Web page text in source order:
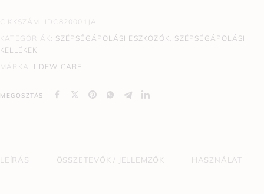
CIKKSZÁM: IDC820001JA
KATEGÓRIÁK: SZÉPSÉGÁPOLÁSI ESZKÖZÖK, SZÉPSÉGÁPOLÁSI
KELLÉKEK
MÁRKA: I DEW CARE
MEGOSZTÁS
LEÍRÁS ÖSSZETEVŐK / JELLEMZŐK HASZNÁLAT